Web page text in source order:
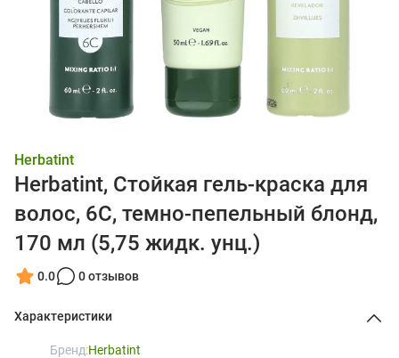
Herbatint
Herbatint, Стойкая гель-краска для
волос, 6C, темно-пепельный блонд,
170 мл (5,75 жидк. унц.)
0.0 0 отзывов
Характеристики
Бренд:Herbatint